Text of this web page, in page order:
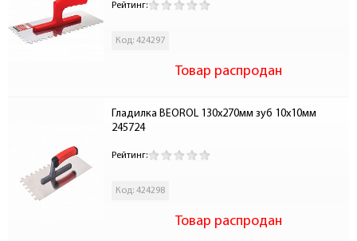
Рейтинг:
Код: 424297
Товар распродан
Гладилка BEOROL 130х270мм зуб 10х10мм
245724
Рейтинг:
Код: 424298
Товар распродан